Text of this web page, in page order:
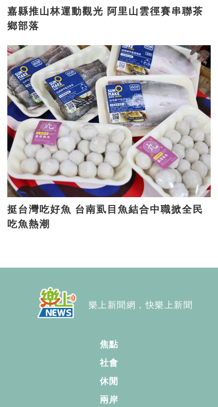
嘉縣推山林運動觀光 阿里山雲徑賽串聯茶
鄉部落
挺台灣吃好魚 台南虱目魚結合中職掀全民
吃魚熱潮
樂上新聞網，快樂上新聞
焦點
社會
休閒
兩岸